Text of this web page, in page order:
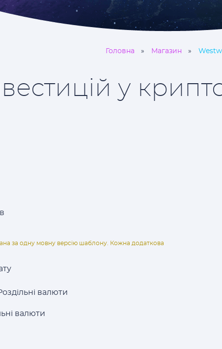
Головна Магазин
у
за одну мовну версію шаблону. Кожна додаткова
валюти
валюти